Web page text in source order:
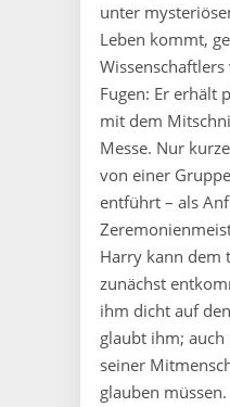
unter
Leben kommt,
Fugen: Er erhält
mit dem
Messe. Nur
von einer
entführt – als
Harry kann dem
zunächst
ihm dicht auf
glaubt ihm; auch
seiner
glauben müssen.